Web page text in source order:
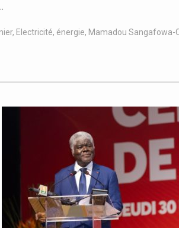
, Electricité, énergie, Mamadou Sangafowa-